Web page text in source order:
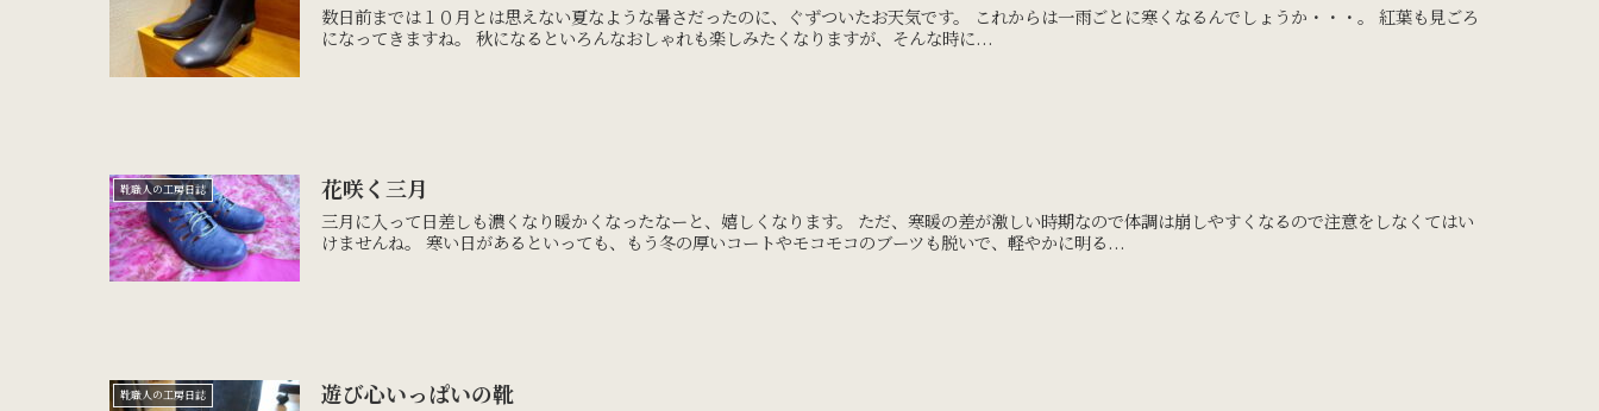
数日前までは１０月とは思えない夏なような暑さだったのに、ぐずついたお天気です。 これからは一雨ごとに寒くなるんでしょうか・・・。 紅葉も見ごろ
になってきますね。 秋になるといろんなおしゃれも楽しみたくなりますが、そんな時に...
靴職人の工房日誌 花咲く三月
三月に入って日差しも濃くなり暖かくなったなーと、嬉しくなります。 ただ、寒暖の差が激しい時期なので体調は崩しやすくなるので注意をしなくてはい
けませんね。 寒い日があるといっても、もう冬の厚いコートやモコモコのブーツも脱いで、軽やかに明る...
靴職人の工房日誌 遊び心いっぱいの靴